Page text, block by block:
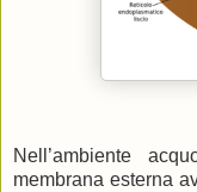
Nell’ambiente
membrana esterna